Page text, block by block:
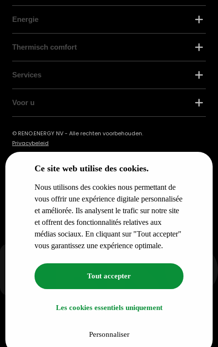
Ce site web utilise des cookies.
Nous utilisons des cookies nous permettant de
vous offrir une expérience digitale personnalisée
et améliorée. Ils analysent le trafic sur notre site
et offrent des fonctionnalités relatives aux
médias sociaux. En cliquant sur "Tout accepter"
vous garantissez une expérience optimale.
Tout accepter
Les cookies essentiels uniquement
Personnaliser
Energie
Thermisch comfort
Services
Voor u
© RENO.ENERGY NV - Alle rechten voorbehouden.
Privacybeleid